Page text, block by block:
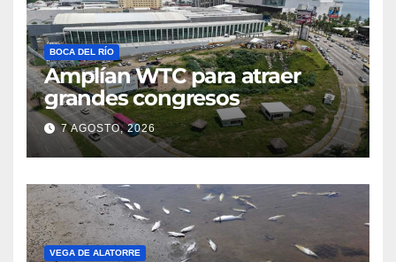
BOCA DEL RÍO
Amplían WTC para atraer
grandes congresos
7 AGOSTO, 2026
VEGA DE ALATORRE